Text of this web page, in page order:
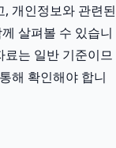
개인정보와 관련된
살펴볼 수 있습니
는 일반 기준이므
해 확인해야 합니